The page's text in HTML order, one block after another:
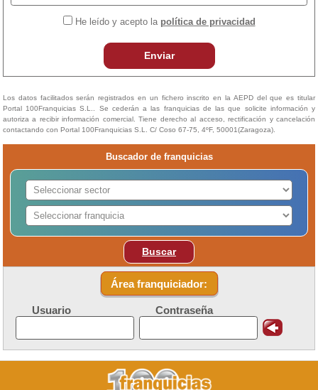
He leído y acepto la política de privacidad
Enviar
Los datos facilitados serán registrados en un fichero inscrito en la AEPD del que es titular
Portal 100Franquicias S.L.. Se cederán a las franquicias de las que solicite información y
autoriza a recibir información comercial. Tiene derecho al acceso, rectificación y cancelación
contactando con Portal 100Franquicias S.L. C/ Coso 67-75, 4ºF, 50001(Zaragoza).
Buscador de franquicias
Buscar
Área franquiciador:
Usuario Contraseña